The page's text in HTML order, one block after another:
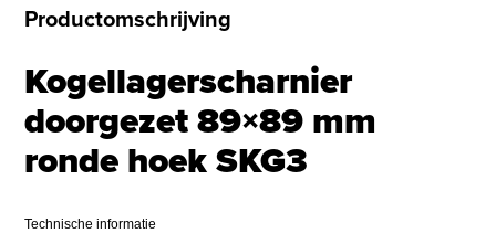
Productomschrijving
Kogellagerscharnier
doorgezet 89×89 mm
ronde hoek SKG3
Technische informatie